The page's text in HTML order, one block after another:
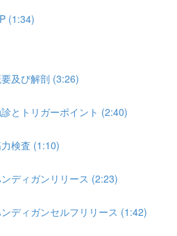
(1:34)
及び解剖 (3:26)
とトリガーポイント (2:40)
検査 (1:10)
ディガンリリース (2:23)
ディガンセルフリリース (1:42)